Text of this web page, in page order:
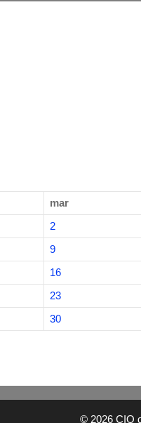
mar
2
9
16
23
30
© 2026 CIQ